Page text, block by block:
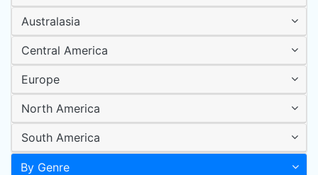
Australasia
Central America
Europe
North America
South America
By Genre